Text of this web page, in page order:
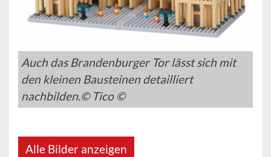
Auch das Brandenburger Tor lässt sich mit
den kleinen Bausteinen detailliert
nachbilden.© Tico ©
Alle Bilder anzeigen